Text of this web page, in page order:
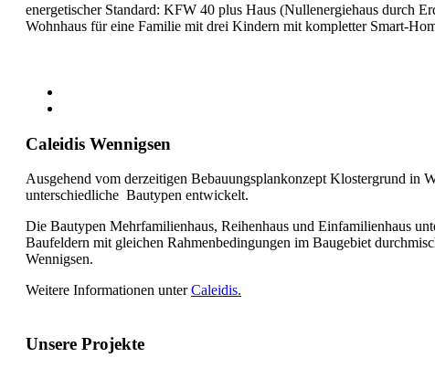
energetischer Standard: KFW 40 plus Haus (Nullenergiehaus durch
Wohnhaus für eine Familie mit drei Kindern mit kompletter Smart-
Caleidis Wennigsen
Ausgehend vom derzeitigen Bebauungsplankonzept Klostergrund in
unterschiedliche Bautypen entwickelt.
Die Bautypen Mehrfamilienhaus, Reihenhaus und Einfamilienhaus
Baufeldern mit gleichen Rahmenbedingungen im Baugebiet
Wennigsen.
Weitere Informationen unterCaleidis.
Unsere Projekte